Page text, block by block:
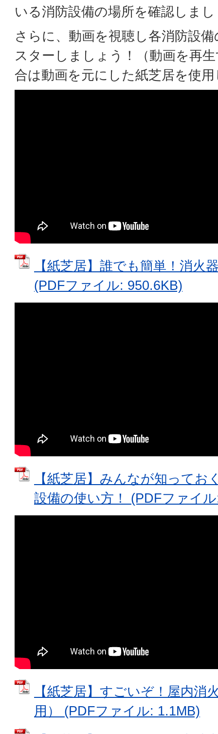
いる消防設備の場所を確認しま
さらに、動画を視聴し各消防設
スターしましょう！（動画を再
合は動画を元にした紙芝居を使
【紙芝居】誰でも簡単！消火
(PDFファイル: 950.6KB)
【紙芝居】みんなが知ってお
設備の使い方！ (PDFファイ
【紙芝居】すごいぞ！屋内消
用） (PDFファイル: 1.1MB)